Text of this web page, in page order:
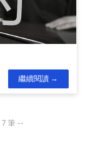
繼續閱讀
7 筆 --